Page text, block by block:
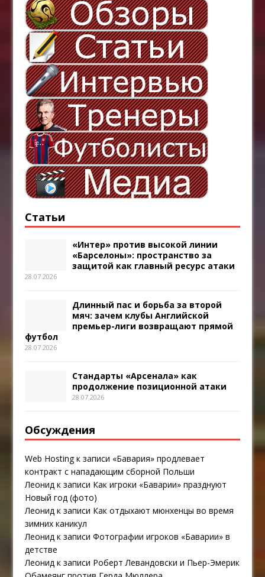
Статьи
«Интер» против высокой линии
«Барселоны»: пространство за
защитой как главный ресурс атаки
28.07.2026
Длинный пас и борьба за второй
мяч: зачем клубы Английской
премьер-лиги возвращают прямой
футбол
28.07.2026
Стандарты «Арсенала» как
продолжение позиционной атаки
28.07.2026
Обсуждения
Web Hostingк записи «Бавария» продлевает
контракт с нападающим сборной Польши
Леонид к записи Как игроки «Баварии» празднуют
Новый год (фото)
Леонид к записи Как отдыхают мюнхенцы во время
зимних каникул
Леонид к записиФотографии игроков «Баварии» в
детстве
Леонид к записи Роберт Левандовски и Пьер-Эмерик